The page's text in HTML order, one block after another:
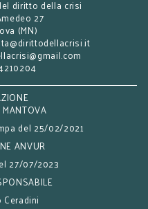
diritto della crisi
27
(MN)
del 25/02/2021
ANVUR
27/07/2023